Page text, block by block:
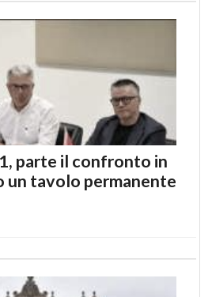
parte il confronto in
un tavolo permanente